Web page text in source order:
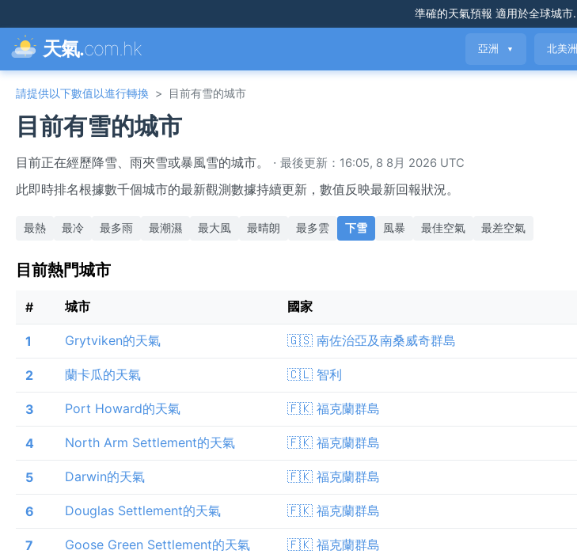
準確的天氣預報 適用於全球城市.
天氣.com.hk 亞洲 ▼ 北美洲
請提供以下數值以進行轉換 > 目前有雪的城市
目前有雪的城市
目前正在經歷降雪、雨夾雪或暴風雪的城市。 · 最後更新：16:05, 8 8月 2026 UTC
此即時排名根據數千個城市的最新觀測數據持續更新，數值反映最新回報狀況。
最熱 最冷 最多雨 最潮濕 最大風 最晴朗 最多雲 下雪 風暴 最佳空氣 最差空氣
目前熱門城市
# 城市 國家
1 Grytviken的天氣 🇬🇸 南佐治亞及南桑威奇群島
2 蘭卡瓜的天氣 🇨🇱 智利
3 Port Howard的天氣 🇫🇰 福克蘭群島
4 North Arm Settlement的天氣 🇫🇰 福克蘭群島
5 Darwin的天氣 🇫🇰 福克蘭群島
6 Douglas Settlement的天氣 🇫🇰 福克蘭群島
7 Goose Green Settlement的天氣 🇫🇰 福克蘭群島